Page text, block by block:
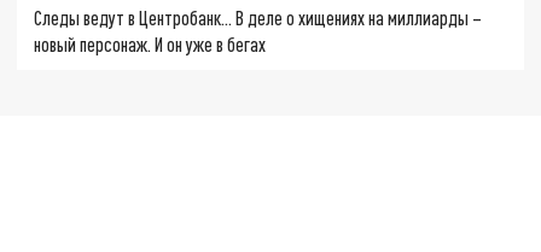
Следы ведут в Центробанк… В деле о хищениях на миллиарды –
новый персонаж. И он уже в бегах